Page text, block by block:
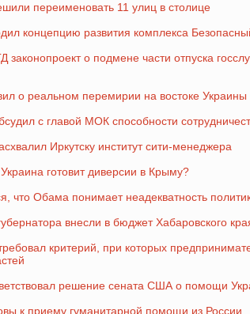
переименовать 11 улиц в столице
концепцию развития комплекса
законопроект о подмене части отпуска
о реальном перемирии на востоке Украины
с главой МОК способности
Иркутску институт сити-менеджера
готовит диверсии в Крыму?
что Обама понимает неадекватность
внесли в бюджет Хабаровского
критерий, при которых
решение сената США о помощи
к приему гуманитарной помощи из России